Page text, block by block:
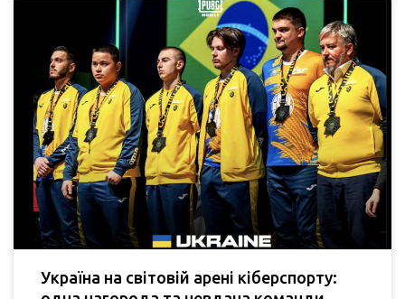
Україна на світовій арені кіберспорту: